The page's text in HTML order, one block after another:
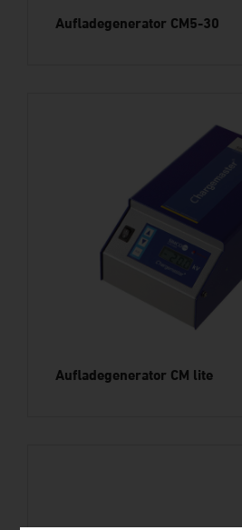
Aufladegenerator CM5-30
Aufladegenerator CM lite